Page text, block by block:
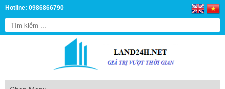
Hotline: 0986866790